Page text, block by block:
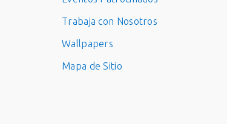
Trabaja con Nosotros
Wallpapers
Mapa de Sitio